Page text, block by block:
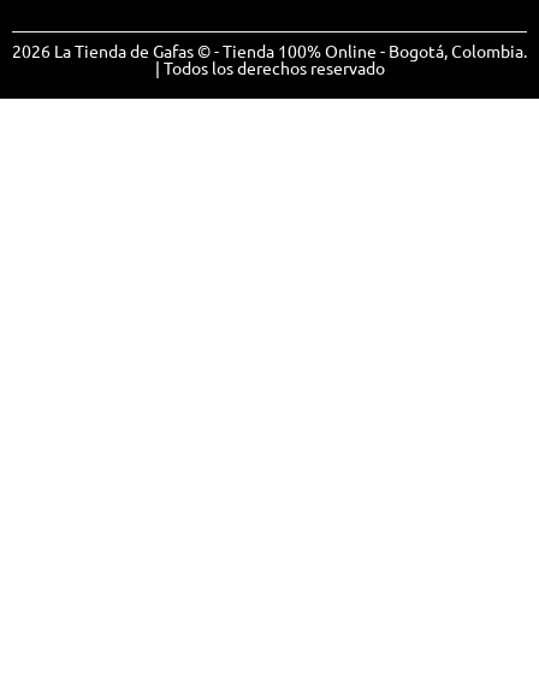
2026 La Tienda de Gafas © - Tienda 100% Online - Bogotá, Colombia.
| Todos los derechos reservado